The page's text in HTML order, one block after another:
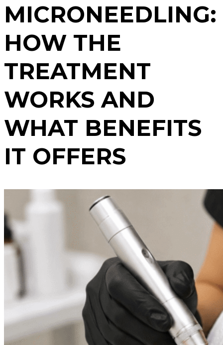
MICRONEEDLING:
HOW THE
TREATMENT
WORKS AND
WHAT BENEFITS
IT OFFERS